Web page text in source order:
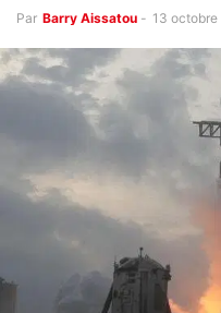
Par Barry Aissatou - 13